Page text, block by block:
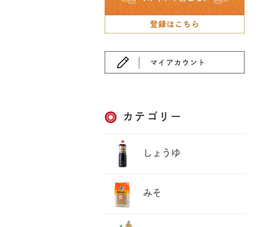
カテゴリー
しょうゆ
みそ